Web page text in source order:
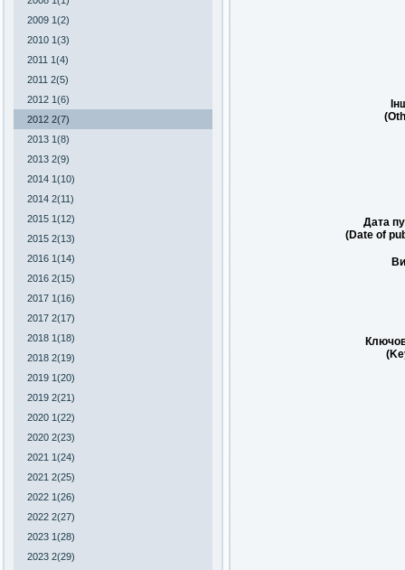
2009 1(2)
2010 1(3)
2011 1(4)
2011 2(5)
2012 1(6)
2012 2(7)
2013 1(8)
2013 2(9)
2014 1(10)
2014 2(11)
2015 1(12)
2015 2(13)
2016 1(14)
2016 2(15)
2017 1(16)
2017 2(17)
2018 1(18)
2018 2(19)
2019 1(20)
2019 2(21)
2020 1(22)
2020 2(23)
2021 1(24)
2021 2(25)
2022 1(26)
2022 2(27)
2023 1(28)
2023 2(29)
Дата
(Date of